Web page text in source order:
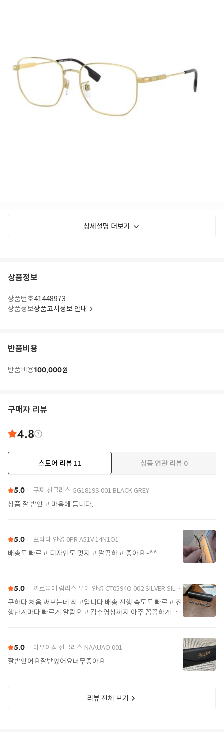
상세설명 더보기
상품정보
상품번호41448973
상품정보상품고시정보 안내
반품비용
반품비용100,000원
구매자 리뷰
4.8
스토어 리뷰 11 상품 연관 리뷰 0
5.0 구찌 선글라스 GG1819S 001 BLACK GREY
상품 잘 받았고 마음에 듭니다.
5.0 프라다 안경 0PR A51V 14N1O1
배송도 빠르고 디자인도 멋지고 깔끔하고 좋아요~^^
5.0 까르띠에 림리스 무테 안경 CT0594O 002 SILVER SILVER TRANSPARENT
구하다 처음 써보는데 최고입니다 배송 진행 속도도 빠르고 진
행단계마다 빠르게 알람오고 검수영상까지 아주 꼼꼼하게 찍
5.0 마우이짐 선글라스 NAAUAO 001
잘받았어요잘받았어요너무좋아요
리뷰 전체 보기